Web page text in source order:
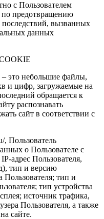
с Пользователем
предотвращению
вызванных
данных
это небольшие файлы,
и цифр, загружаемые на
обращается к
распознавать
сайт в соответствии с
, Пользователь
о Пользователе с
адрес Пользователя,
тип и версию
Пользователя; тип и
тип устройства
источник трафика,
Пользователя, а также
сайте.